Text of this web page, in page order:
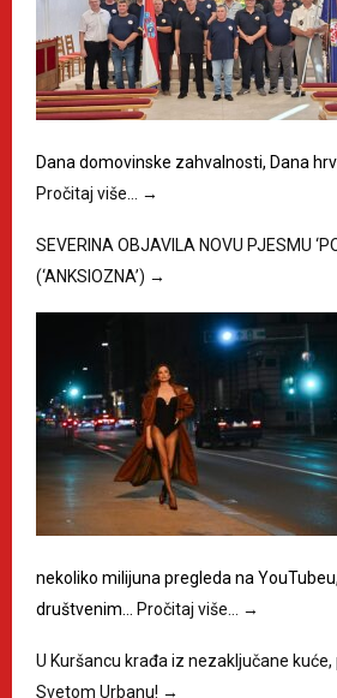
Dana domovinske zahvalnosti, Dana
Pročitaj više…
→
SEVERINA OBJAVILA NOVU PJESMU
(‘ANKSIOZNA’) →
nekoliko milijuna pregleda na
društvenim…
Pročitaj više… →
U Kuršancu krađa iz nezaključane kuće,
Svetom Urbanu! →